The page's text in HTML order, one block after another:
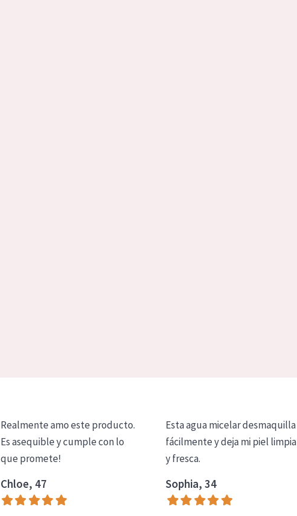
Realmente amo este producto.
Es asequible y cumple con lo
que promete!
Chloe, 47
Esta agua micelar desmaquilla
fácilmente y deja mi piel limpia
y fresca.
Sophia, 34